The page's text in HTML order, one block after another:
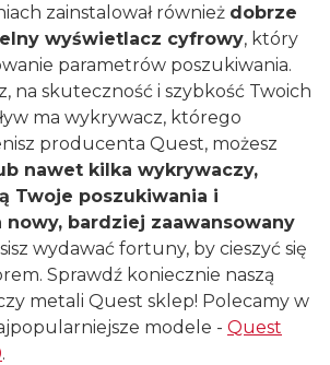
zainstalował również dobrze
wyświetlacz cyfrowy, który
parametrów poszukiwania.
na skuteczność i szybkość Twoich
ma wykrywacz, którego
producenta Quest, możesz
nawet kilka wykrywaczy,
Twoje poszukiwania i
nowy, bardziej zaawansowany
wydawać fortuny, by cieszyć się
Sprawdź koniecznie naszą
metali Quest sklep! Polecamy w
modele - Quest
.